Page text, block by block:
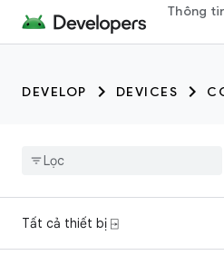
Thông
DEVELOP DEVICES
Tất cả thiết bị ⍈